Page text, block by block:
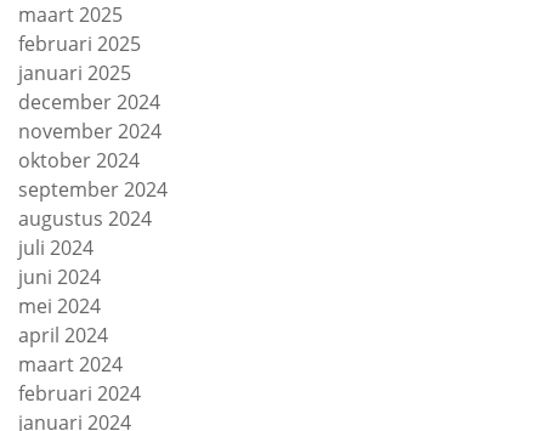
maart 2025
februari 2025
januari 2025
december 2024
november 2024
oktober 2024
september 2024
augustus 2024
juli 2024
juni 2024
mei 2024
april 2024
maart 2024
februari 2024
januari 2024